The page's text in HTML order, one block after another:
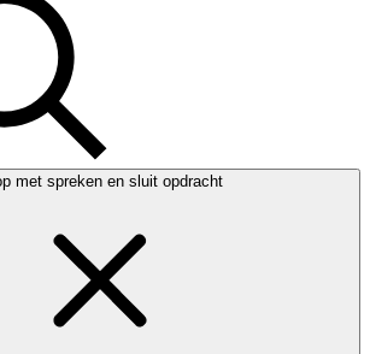
met spreken en sluit opdracht